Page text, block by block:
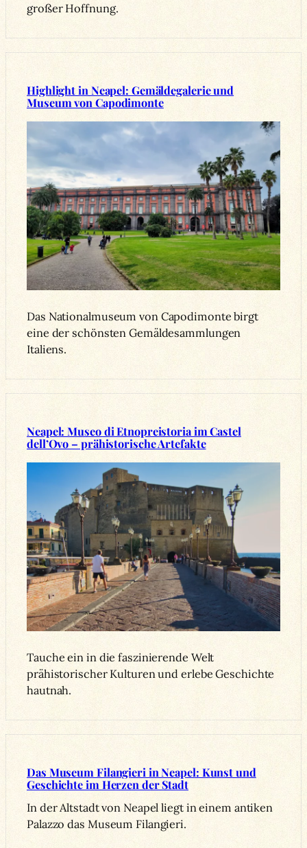
großer Hoffnung.
Highlight in Neapel: Gemäldegalerie und
Museum von Capodimonte
Das Nationalmuseum von Capodimonte birgt
eine der schönsten Gemäldesammlungen
Italiens.
Neapel: Museo di Etnopreistoria im Castel
dell’Ovo – prähistorische Artefakte
Tauche ein in die faszinierende Welt
prähistorischer Kulturen und erlebe Geschichte
hautnah.
Das Museum Filangieri in Neapel: Kunst und
Geschichte im Herzen der Stadt
In der Altstadt von Neapel liegt in einem antiken
Palazzo das Museum Filangieri.